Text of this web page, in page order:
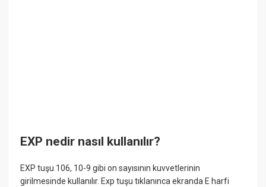
EXP nedir nasıl kullanılır?
EXP tuşu 106, 10-9 gibi on sayısının kuvvetlerinin
girilmesinde kullanılır. Exp tuşu tıklanınca ekranda E harfi